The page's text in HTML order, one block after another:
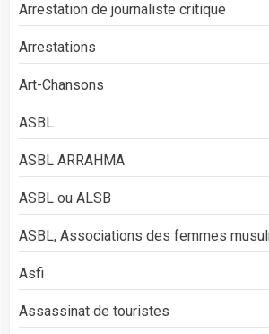
Arrestation de journaliste critique
Arrestations
Art-Chansons
ASBL
ASBL ARRAHMA
ASBL ou ALSB
ASBL, Associations des femmes
Asfi
Assassinat de touristes